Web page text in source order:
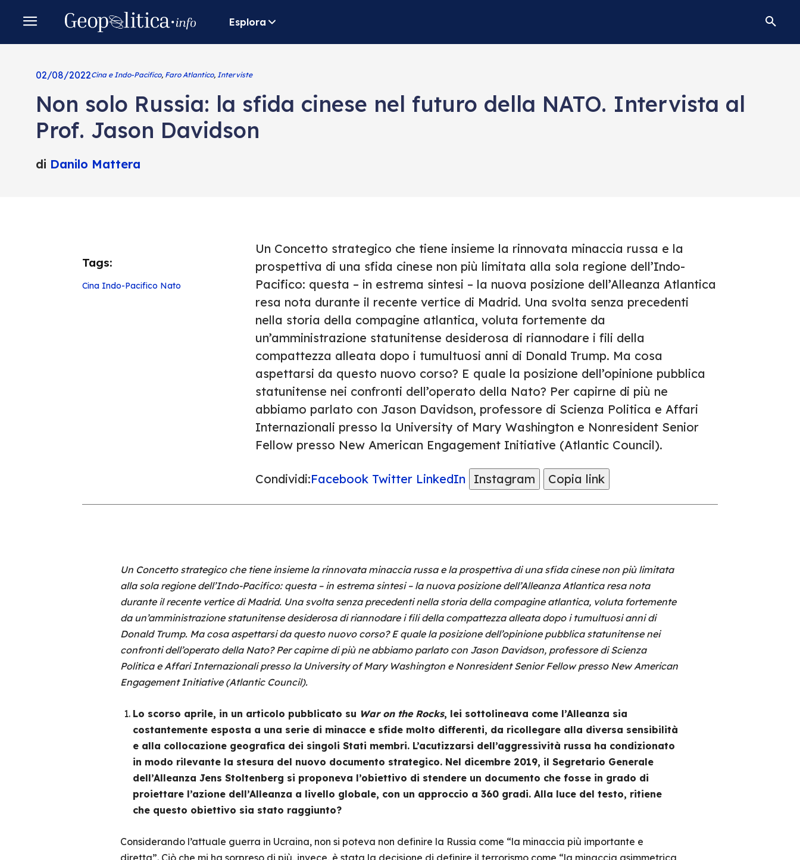
Esplora
02/08/2022Cina e Indo-Pacifico, Faro Atlantico, Interviste
Non solo Russia: la sfida cinese nel futuro della NATO. Intervista al
Prof. Jason Davidson
di Danilo Mattera
Tags:
Cina Indo-Pacifico Nato
Un Concetto strategico che tiene insieme la rinnovata minaccia russa e la
prospettiva di una sfida cinese non più limitata alla sola regione dell’Indo-
Pacifico: questa – in estrema sintesi – la nuova posizione dell’Alleanza Atlantica
resa nota durante il recente vertice di Madrid. Una svolta senza precedenti
nella storia della compagine atlantica, voluta fortemente da
un’amministrazione statunitense desiderosa di riannodare i fili della
compattezza alleata dopo i tumultuosi anni di Donald Trump. Ma cosa
aspettarsi da questo nuovo corso? E quale la posizione dell’opinione pubblica
statunitense nei confronti dell’operato della Nato? Per capirne di più ne
abbiamo parlato con Jason Davidson, professore di Scienza Politica e Affari
Internazionali presso la University of Mary Washington e Nonresident Senior
Fellow presso New American Engagement Initiative (Atlantic Council).
Condividi:Facebook Twitter LinkedIn Instagram Copia link
Un Concetto strategico che tiene insieme la rinnovata minaccia russa e la prospettiva di una sfida cinese non più limitata
alla sola regione dell’Indo-Pacifico: questa – in estrema sintesi – la nuova posizione dell’Alleanza Atlantica resa nota
durante il recente vertice di Madrid. Una svolta senza precedenti nella storia della compagine atlantica, voluta fortemente
da un’amministrazione statunitense desiderosa di riannodare i fili della compattezza alleata dopo i tumultuosi anni di
Donald Trump. Ma cosa aspettarsi da questo nuovo corso? E quale la posizione dell’opinione pubblica statunitense nei
confronti dell’operato della Nato? Per capirne di più ne abbiamo parlato con Jason Davidson, professore di Scienza
Politica e Affari Internazionali presso la University of Mary Washington e Nonresident Senior Fellow presso New American
Engagement Initiative (Atlantic Council).
Lo scorso aprile, in un articolo pubblicato su War on the Rocks, lei sottolineava come l’Alleanza sia
costantemente esposta a una serie di minacce e sfide molto differenti, da ricollegare alla diversa sensibilità
e alla collocazione geografica dei singoli Stati membri. L’acutizzarsi dell’aggressività russa ha condizionato
in modo rilevante la stesura del nuovo documento strategico. Nel dicembre 2019, il Segretario Generale
dell’Alleanza Jens Stoltenberg si proponeva l’obiettivo di stendere un documento che fosse in grado di
proiettare l’azione dell’Alleanza a livello globale, con un approccio a 360 gradi. Alla luce del testo, ritiene
che questo obiettivo sia stato raggiunto?
Considerando l’attuale guerra in Ucraina, non si poteva non definire la Russia come “la minaccia più importante e
diretta”. Ciò che mi ha sorpreso di più, invece, è stata la decisione di definire il terrorismo come “la minaccia asimmetrica